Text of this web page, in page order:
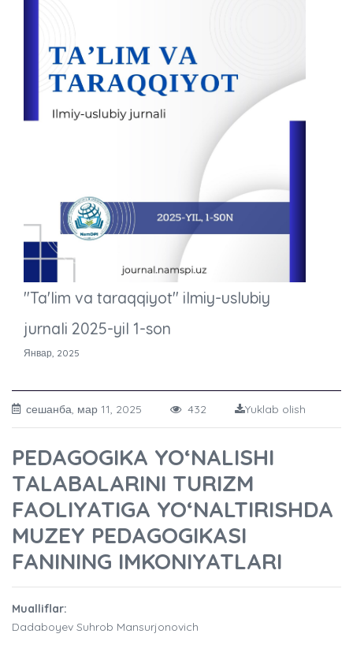
"Ta'lim va taraqqiyot" ilmiy-uslubiy
jurnali 2025-yil 1-son
Январ, 2025
сешанба, мар 11, 2025 432 Yuklab olish
PEDAGOGIKA YO‘NALISHI
TALABALARINI TURIZM
FAOLIYATIGA YO‘NALTIRISHDA
MUZEY PEDAGOGIKASI
FANINING IMKONIYATLARI
Mualliflar:
Dadaboyev Suhrob Mansurjonovich